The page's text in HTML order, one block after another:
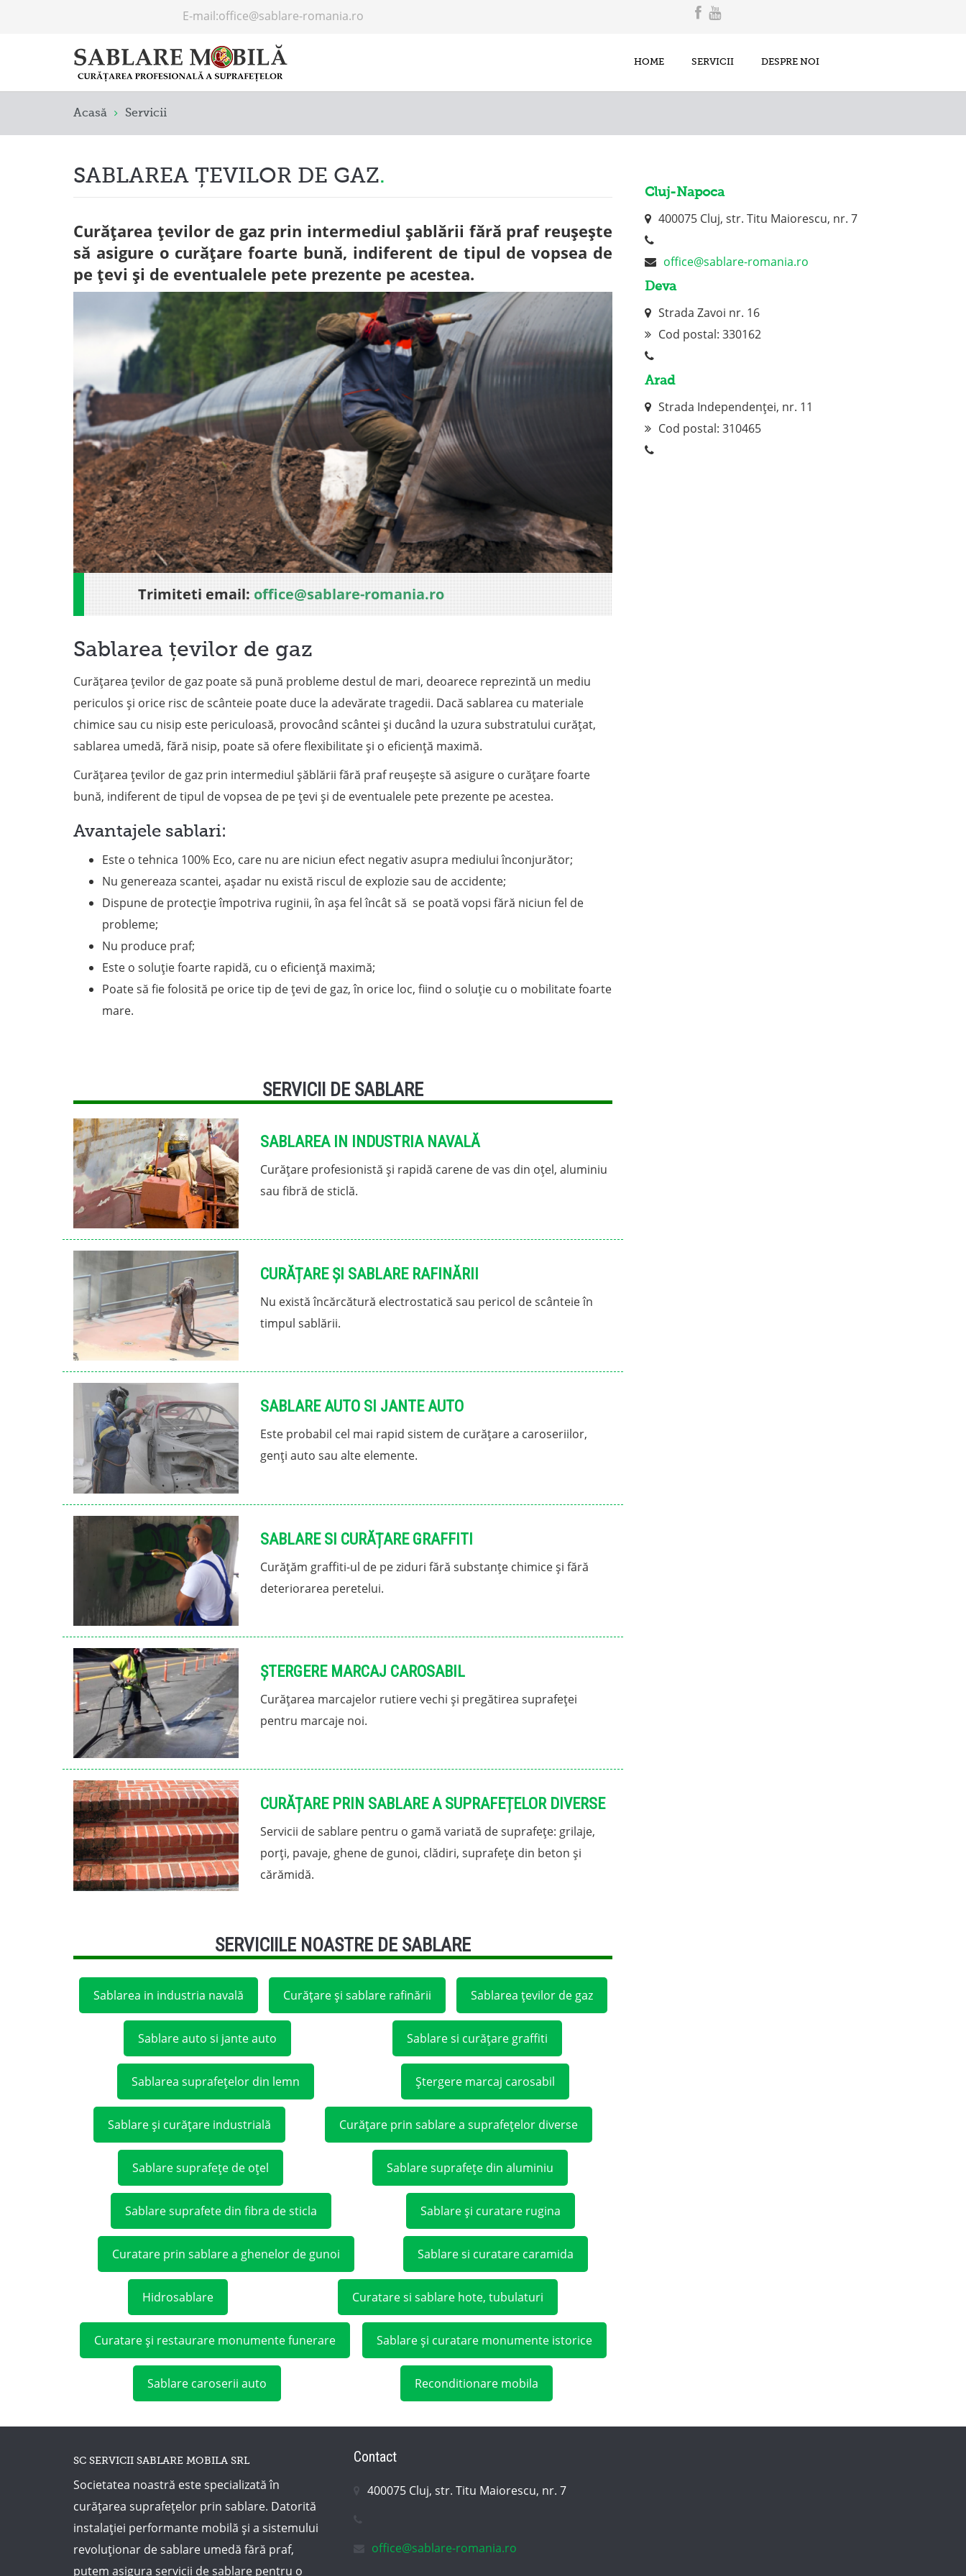
E-mail:office@sablare-romania.ro
HOME SERVICII DESPRE NOI
Acasă Servicii
SABLAREA ȚEVILOR DE GAZ
Curățarea țevilor de gaz prin intermediul șablării fără praf reușește
să asigure o curățare foarte bună, indiferent de tipul de vopsea de
pe țevi și de eventualele pete prezente pe acestea.
Trimiteti email:office@sablare-romania.ro
Sablarea țevilor de gaz
Curățarea țevilor de gaz poate să pună probleme destul de mari, deoarece reprezintă un mediu
periculos și orice risc de scânteie poate duce la adevărate tragedii. Dacă sablarea cu materiale
chimice sau cu nisip este periculoasă, provocând scântei și ducând la uzura substratului curățat,
sablarea umedă, fără nisip, poate să ofere flexibilitate și o eficiență maximă.
Curățarea țevilor de gaz prin intermediul șăblării fără praf reușește să asigure o curățare foarte
bună, indiferent de tipul de vopsea de pe țevi și de eventualele pete prezente pe acestea.
Avantajele sablari:
Este o tehnica 100% Eco, care nu are niciun efect negativ asupra mediului înconjurător;
Nu genereaza scantei, așadar nu există riscul de explozie sau de accidente;
Dispune de protecție împotriva ruginii, în așa fel încât să se poată vopsi fără niciun fel de
probleme;
Nu produce praf;
Este o soluție foarte rapidă, cu o eficiență maximă;
Poate să fie folosită pe orice tip de țevi de gaz, în orice loc, fiind o soluție cu o mobilitate foarte
mare.
SERVICII DE SABLARE
SABLAREA IN INDUSTRIA NAVALĂ
Curățare profesionistă și rapidă carene de vas din oțel, aluminiu
sau fibră de sticlă.
CURĂȚARE ȘI SABLARE RAFINĂRII
Nu există încărcătură electrostatică sau pericol de scânteie în
timpul sablării.
SABLARE AUTO SI JANTE AUTO
Este probabil cel mai rapid sistem de curățare a caroseriilor,
genți auto sau alte elemente.
SABLARE SI CURĂȚARE GRAFFITI
Curățăm graffiti-ul de pe ziduri fără substanțe chimice și fără
deteriorarea peretelui.
ȘTERGERE MARCAJ CAROSABIL
Curățarea marcajelor rutiere vechi și pregătirea suprafeței
pentru marcaje noi.
CURĂȚARE PRIN SABLARE A SUPRAFEȚELOR DIVERSE
Servicii de sablare pentru o gamă variată de suprafețe: grilaje,
porți, pavaje, ghene de gunoi, clădiri, suprafețe din beton și
cărămidă.
SERVICIILE NOASTRE DE SABLARE
Sablarea in industria navală Curățare și sablare rafinării Sablarea țevilor de gaz
Sablare auto si jante auto Sablare si curățare graffiti
Sablarea suprafețelor din lemn Ștergere marcaj carosabil
Sablare și curățare industrială Curățare prin sablare a suprafețelor diverse
Sablare suprafețe de oțel Sablare suprafețe din aluminiu
Sablare suprafete din fibra de sticla Sablare și curatare rugina
Curatare prin sablare a ghenelor de gunoi Sablare si curatare caramida
Hidrosablare Curatare si sablare hote, tubulaturi
Curatare și restaurare monumente funerare Sablare și curatare monumente istorice
Sablare caroserii auto Reconditionare mobila
Cluj-Napoca
400075 Cluj, str. Titu Maiorescu, nr. 7
office@sablare-romania.ro
Deva
Strada Zavoi nr. 16
Cod postal: 330162
Arad
Strada Independenței, nr. 11
Cod postal: 310465
SC SERVICII SABLARE MOBILA SRL
Societatea noastră este specializată în
curățarea suprafețelor prin sablare. Datorită
instalației performante mobilă și a sistemului
revoluționar de sablare umedă fără praf,
putem asigura servicii de sablare pentru o
Contact
400075 Cluj, str. Titu Maiorescu, nr. 7
office@sablare-romania.ro